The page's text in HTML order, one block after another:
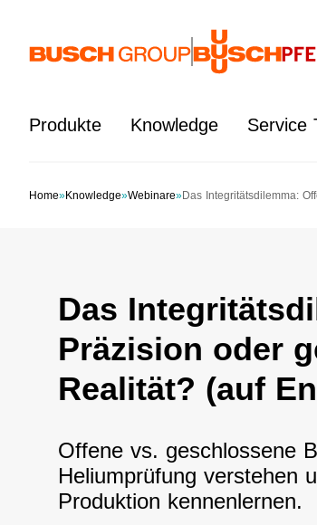
Produkte Knowledge Service
Home»Knowledge»Webinare»Das Integritätsdilemma:
Das
Präzision oder
Realität? (auf
Offene vs. geschlossene
Heliumprüfung verstehen
Produktion kennenlernen.